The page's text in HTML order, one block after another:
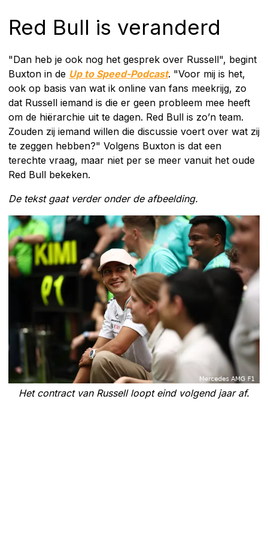
Red Bull is veranderd
"Dan heb je ook nog het gesprek over Russell", begint
Buxton in de Up to Speed-Podcast. "Voor mij is het,
ook op basis van wat ik online van fans meekrijg, zo
dat Russell iemand is die er geen probleem mee heeft
om de hiërarchie uit te dagen. Red Bull is zo’n team.
Zouden zij iemand willen die discussie voert over wat zij
te zeggen hebben?" Volgens Buxton is dat een
terechte vraag, maar niet per se meer vanuit het oude
Red Bull bekeken.
De tekst gaat verder onder de afbeelding.
Het contract van Russell loopt eind volgend jaar af.